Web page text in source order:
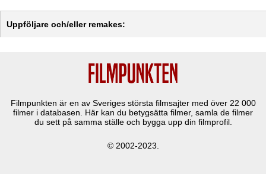
Uppföljare och/eller remakes:
Filmpunkten är en av Sveriges största filmsajter med över 22 000
filmer i databasen. Här kan du betygsätta filmer, samla de filmer
du sett på samma ställe och bygga upp din filmprofil.
© 2002-2023.